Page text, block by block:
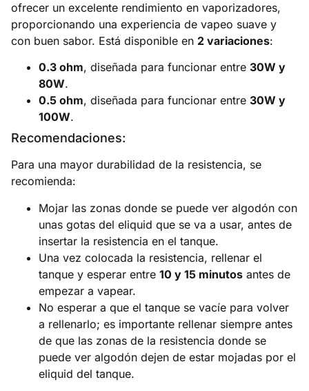
ofrecer un excelente rendimiento en vaporizadores,
proporcionando una experiencia de vapeo suave y
con buen sabor. Está disponible en 2 variaciones:
0.3 ohm, diseñada para funcionar entre 30W y
80W.
0.5 ohm, diseñada para funcionar entre 30W y
100W.
Recomendaciones:
Para una mayor durabilidad de la resistencia, se
recomienda:
Mojar las zonas donde se puede ver algodón con
unas gotas del eliquid que se va a usar, antes de
insertar la resistencia en el tanque.
Una vez colocada la resistencia, rellenar el
tanque y esperar entre 10 y 15 minutos antes de
empezar a vapear.
No esperar a que el tanque se vacíe para volver
a rellenarlo; es importante rellenar siempre antes
de que las zonas de la resistencia donde se
puede ver algodón dejen de estar mojadas por el
eliquid del tanque.